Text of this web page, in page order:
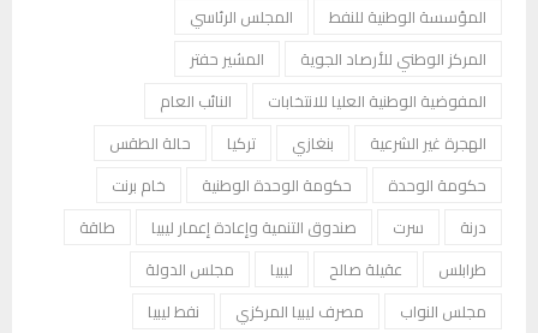
المؤسسة الوطنية للنفط
المجلس الرئاسي
المركز الوطني للأرصاد الجوية
المشير حفتر
المفوضية الوطنية العليا للانتخابات
النائب العام
الهجرة غير الشرعية
بنغازي تركيا
حالة الطقس
حكومة الوحدة
حكومة الوحدة الوطنية
خام برنت
درنة
سرت صندوق التنمية وإعادة إعمار ليبيا
طاقة
طرابلس
عقيلة صالح ليبيا
مجلس الدولة
مجلس النواب
مصرف ليبيا المركزي
نفط ليبيا